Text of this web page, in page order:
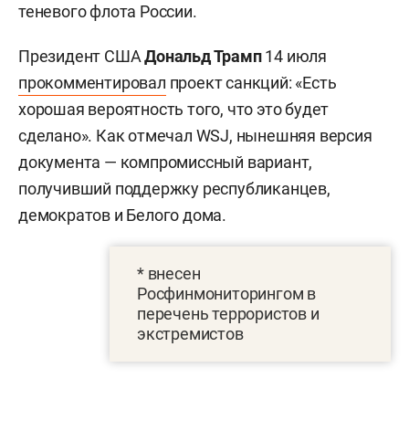
теневого флота России.
Президент СШАДональд Трамп14 июля
прокомментировал проект санкций: «Есть
хорошая вероятность того, что это будет
сделано». Как отмечал WSJ, нынешняя версия
документа — компромиссный вариант,
получивший поддержку республиканцев,
демократов и Белого дома.
* внесен
Росфинмониторингом в
перечень террористов и
экстремистов